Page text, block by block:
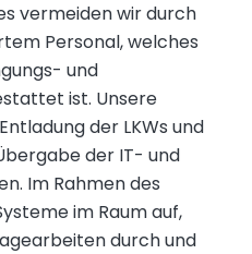
vermeiden wir durch
Personal, welches
und
ist. Unsere
der LKWs und
der IT- und
Im Rahmen des
im Raum auf,
durch und